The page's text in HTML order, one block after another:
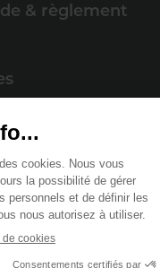
& règlement
cookies
confidentialité
Munster . Tous droits réservés